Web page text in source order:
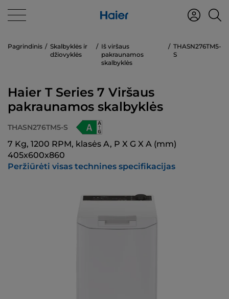
Pagrindinis
Skalbyklės ir
džiovyklės
Iš viršaus
pakraunamos
skalbyklės
THASN276TM5-
S
Haier T Series 7 Viršaus
pakraunamos skalbyklės
THASN276TM5-S
7 Kg, 1200 RPM, klasės A, P X G X A (mm)
405x600x860
Peržiūrėti visas technines specifikacijas